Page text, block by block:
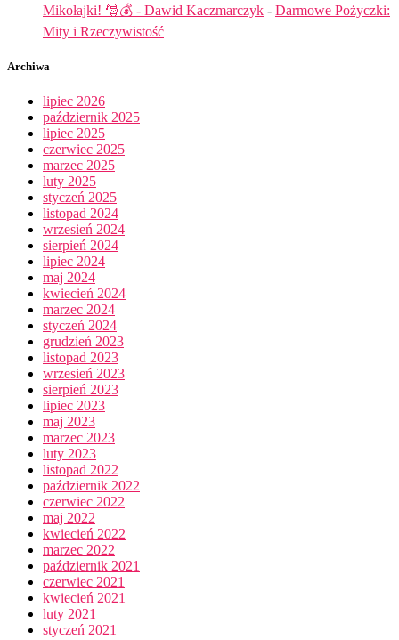
Mikołajki! 🎅💰 - Dawid Kaczmarczyk - Darmowe Pożyczki:
Mity i Rzeczywistość
Archiwa
lipiec 2026
październik 2025
lipiec 2025
czerwiec 2025
marzec 2025
luty 2025
styczeń 2025
listopad 2024
wrzesień 2024
sierpień 2024
lipiec 2024
maj 2024
kwiecień 2024
marzec 2024
styczeń 2024
grudzień 2023
listopad 2023
wrzesień 2023
sierpień 2023
lipiec 2023
maj 2023
marzec 2023
luty 2023
listopad 2022
październik 2022
czerwiec 2022
maj 2022
kwiecień 2022
marzec 2022
październik 2021
czerwiec 2021
kwiecień 2021
luty 2021
styczeń 2021